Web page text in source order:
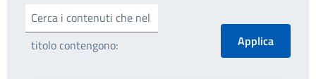
Cerca i contenuti che nel
titolo contengono: